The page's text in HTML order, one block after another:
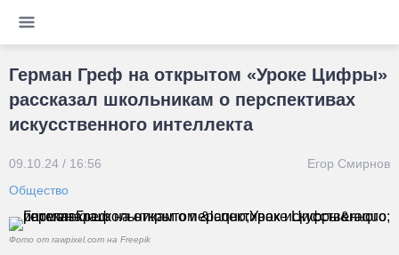
Герман Греф на открытом «Уроке Цифры»
рассказал школьникам о перспективах
искусственного интеллекта
09.10.24 / 16:56
Егор Смирнов
Общество
Фото от rawpixel.com на Freepik